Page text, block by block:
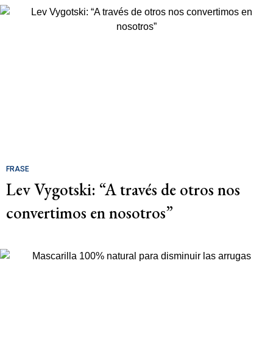
FRASE
Lev Vygotski: “A través de otros nos
convertimos en nosotros”